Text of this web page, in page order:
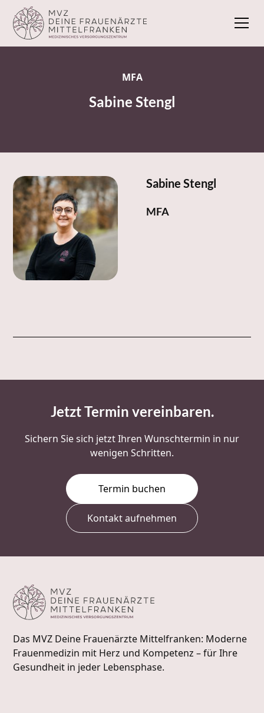
MFA
Sabine Stengl
Sabine Stengl
MFA
Jetzt Termin vereinbaren.
Sichern Sie sich jetzt Ihren Wunschtermin in nur
wenigen Schritten.
Termin buchen
Kontakt aufnehmen
Das MVZ Deine Frauenärzte Mittelfranken: Moderne
Frauenmedizin mit Herz und Kompetenz – für Ihre
Gesundheit in jeder Lebensphase.